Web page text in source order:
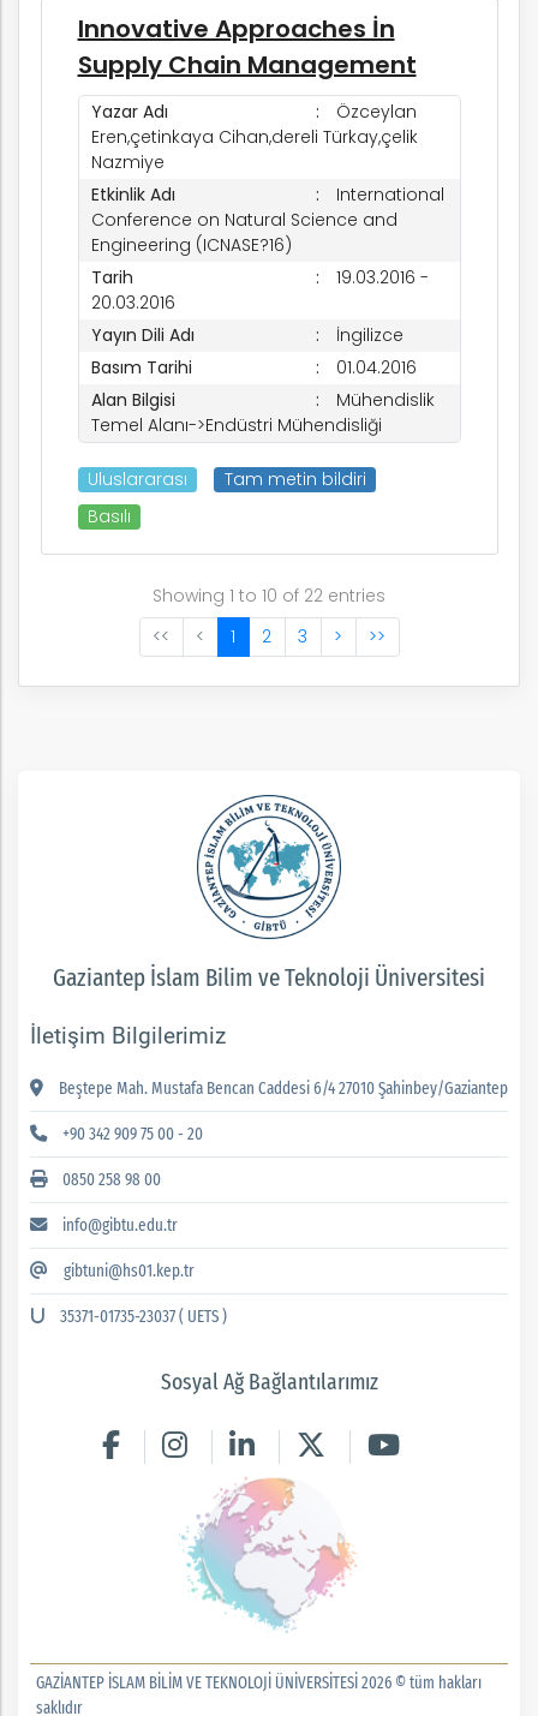
Innovative Approaches İn
Supply Chain Management
Yazar Adı
Özceylan
Eren,çetinkaya Cihan,dereli Türkay,çelik
Nazmiye
Etkinlik Adı
International
Conference on Natural Science and
Engineering (ICNASE?16)
Tarih
19.03.2016 -
20.03.2016
Yayın Dili Adı
İngilizce
Basım Tarihi
01.04.2016
Alan Bilgisi
Mühendislik
Temel Alanı->Endüstri Mühendisliği
Uluslararası
Tam metin bildiri
Basılı
Showing 1 to 10 of 22 entries
<<
< 1 2 3 > >>
Gaziantep İslam Bilim ve Teknoloji Üniversitesi
İletişim Bilgilerimiz
Beştepe Mah. Mustafa Bencan Caddesi 6/4 27010 Şahinbey/Gaziantep
+90 342 909 75 00 - 20
0850 258 98 00
info@gibtu.edu.tr
gibtuni@hs01.kep.tr
35371-01735-23037 ( UETS )
Sosyal Ağ Bağlantılarımız
GAZİANTEP İSLAM BİLİM VE TEKNOLOJİ ÜNİVERSİTESİ 2026 © tüm hakları
saklıdır